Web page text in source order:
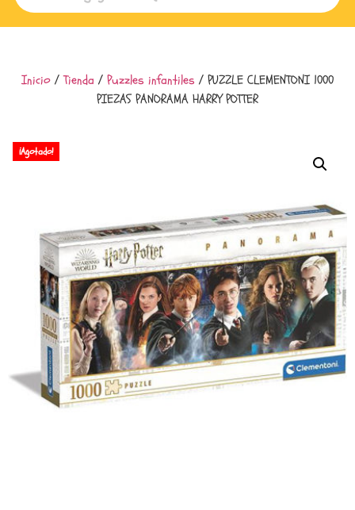
Inicio /Tienda / Puzzles infantiles / PUZZLE CLEMENTONI 1000
PIEZAS PANORAMA HARRY POTTER
¡Agotado!